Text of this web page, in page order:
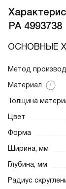
PA 4993738
ОСНОВНЫЕ
Метод
Материал
Толщина
Цвет
Форма
Ширина, мм
Глубина, мм
Радиус